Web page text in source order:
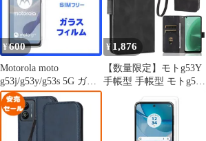
¥600
Motorola moto
g53j/g53y/g53s 5G ガラ
スフィルム
¥ 1,876
【数量限定】モトg53Y
手帳型 手帳型 モトg53J
ース g13 g13 g13 ケー
ス ケース モトローラ
モトローラ ケース モト